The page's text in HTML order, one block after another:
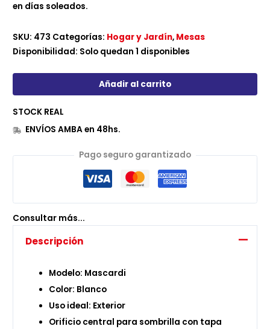
en días soleados.
SKU: 473 Categorías: Hogar y Jardín, Mesas
Disponibilidad: Solo quedan 1 disponibles
Añadir al carrito
STOCK REAL
ENVÍOS AMBA en 48hs.
Pago seguro garantizado
Consultar más...
Descripción
Modelo: Mascardi
Color: Blanco
Uso ideal: Exterior
Orificio central para sombrilla con tapa